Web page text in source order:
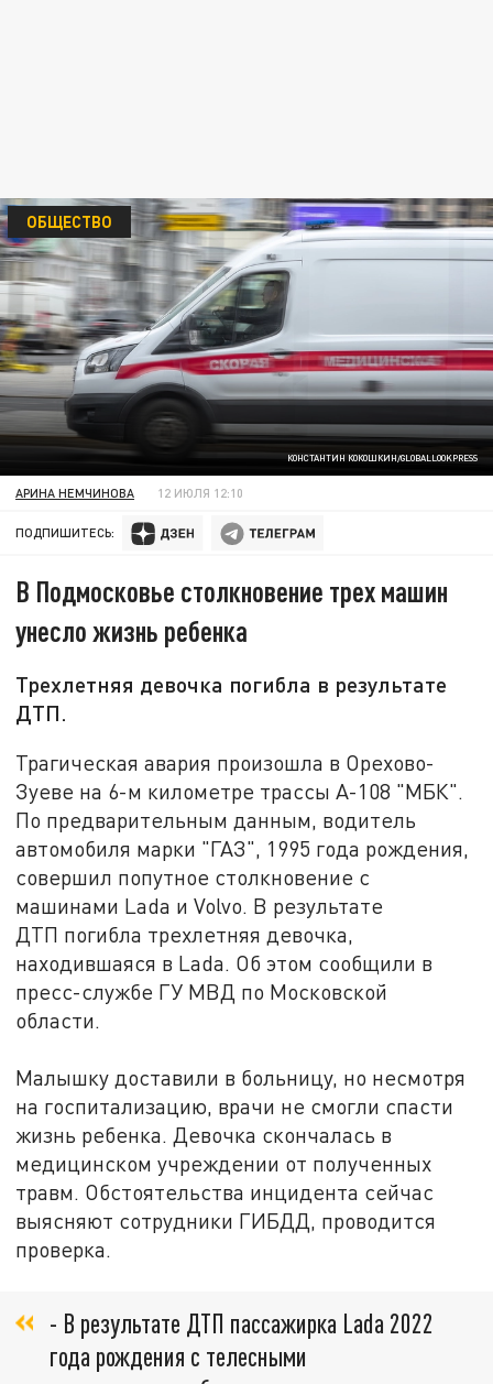
КОНСТАНТИН КОКОШКИН/GLOBALLOOKPRESS
ОБЩЕСТВО
АРИНА НЕМЧИНОВА 12 ИЮЛЯ 12:10
ПОДПИШИТЕСЬ:
В Подмосковье столкновение трех машин
унесло жизнь ребенка
Трехлетняя девочка погибла в результате
ДТП.
Трагическая авария произошла в Орехово-
Зуеве на 6-м километре трассы А-108 "МБК".
По предварительным данным, водитель
автомобиля марки "ГАЗ", 1995 года рождения,
совершил попутное столкновение с
машинами Lada и Volvo. В результате
ДТП погибла трехлетняя девочка,
находившаяся в Lada. Об этом сообщили в
пресс-службе ГУ МВД по Московской
области.
Малышку доставили в больницу, но несмотря
на госпитализацию, врачи не смогли спасти
жизнь ребенка. Девочка скончалась в
медицинском учреждении от полученных
травм. Обстоятельства инцидента сейчас
выясняют сотрудники ГИБДД, проводится
проверка.
- В результате ДТП пассажирка Lada 2022
года рождения с телесными